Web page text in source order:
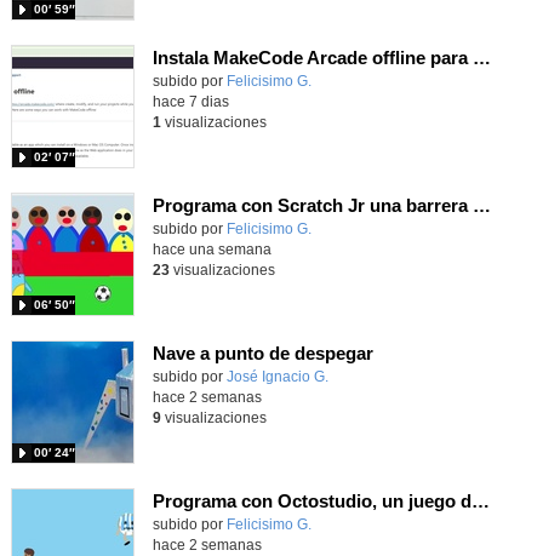
00′ 59″
Instala MakeCode Arcade offline para programar grandes juegos sin necesidad de Internet
Contenido educativo.
subido por Felicisimo G.
02′ 07″
hace 7 dias
1 visualizaciones
Programa con Scratch Jr una barrera que se desplaza para dar sensación de movimiento
Contenido educativo.
subido por Felicisimo G.
06′ 50″
hace una semana
23visualizaciones
Nave a punto de despegar
Contenido educativo.
subido por José Ignacio G.
00′ 24″
hace 2 semanas
9visualizaciones
Programa con Octostudio, un juego de 4 personajes ganando la copa del mundo saltando y esquivando rivales.
Contenido educativo.
subido por Felicisimo G.
hace 2 semanas